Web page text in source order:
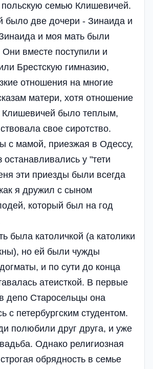
польскую семью Клишевичей.
было две дочери - Зинаида и
и моя мать были
вместе поступили и
Брестскую гимназию,
отношения на многие
матери, хотя отношение
Клишевичей было теплым,
свое сиротство.
с мамой, приезжая в Одессу,
останавливались у "тети
эти приезды были всегда
я дружил с сыном
который был на год
католичкой (а католики
но ей были чужды
и по сути до конца
атеисткой. В первые
депо Старосельцы она
с петербургским студентом.
полюбили друг друга, и уже
Однако религиозная
обрядность в семье